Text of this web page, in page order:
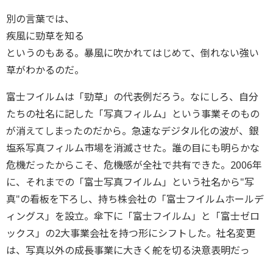
別の言葉では、
疾風に勁草を知る
というのもある。暴風に吹かれてはじめて、倒れない強い
草がわかるのだ。
富士フイルムは「勁草」の代表例だろう。なにしろ、自分
たちの社名に記した「写真フィルム」という事業そのもの
が消えてしまったのだから。急速なデジタル化の波が、銀
塩系写真フィルム市場を消滅させた。誰の目にも明らかな
危機だったからこそ、危機感が全社で共有できた。2006年
に、それまでの「富士写真フイルム」という社名から"写
真"の看板を下ろし、持ち株会社の「富士フイルムホールデ
ィングス」を設立。傘下に「富士フイルム」と「富士ゼロ
ックス」の2大事業会社を持つ形にシフトした。社名変更
は、写真以外の成長事業に大きく舵を切る決意表明だっ